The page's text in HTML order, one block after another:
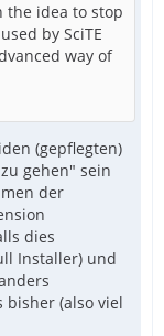
the idea to stop
by SciTE
way of
(gepflegten)
gehen" sein
der
dies
Installer) und
(also viel